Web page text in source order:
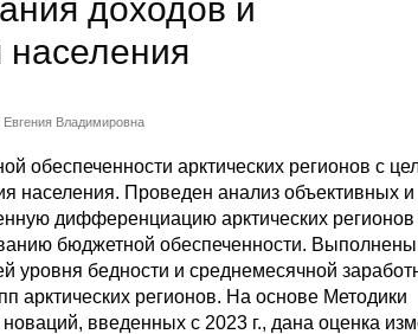
доходов и
населения
Евгения Владимировна
обеспеченности арктических регионов с
населения. Проведен анализ объективных и
дифференциацию арктических регионов
бюджетной обеспеченности. Выполнены
уровня бедности и среднемесячной
арктических регионов. На основе Методики
введенных с 2023 г., дана оценка